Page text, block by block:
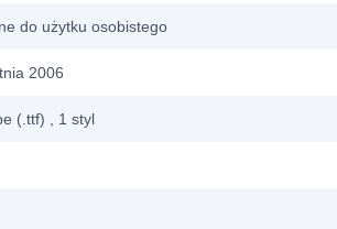
do użytku osobistego
2006
(.ttf) , 1 styl